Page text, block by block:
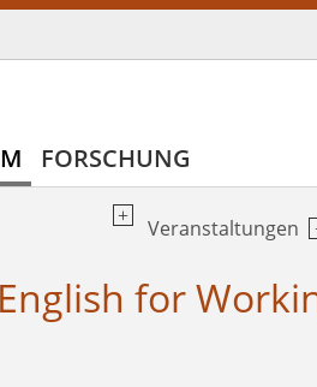
FORSCHUNG
Veranstaltungen
for